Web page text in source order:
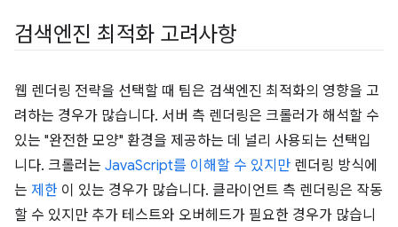
검색엔진 최적화 고려사항
웹 렌더링 전략을 선택할 때 팀은 검색엔진 최적화의 영향을 고
려하는 경우가 많습니다. 서버 측 렌더링은 크롤러가 해석할 수
있는 "완전한 모양" 환경을 제공하는 데 널리 사용되는 선택입
니다. 크롤러는 JavaScript를 이해할 수 있지만 렌더링 방식에
는 제한 이 있는 경우가 많습니다. 클라이언트 측 렌더링은 작동
할 수 있지만 추가 테스트와 오버헤드가 필요한 경우가 많습니